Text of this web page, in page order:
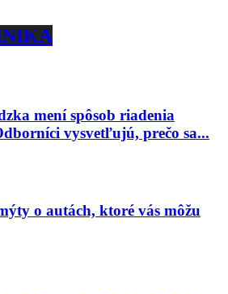
mení spôsob riadenia
vysvetľujú, prečo sa...
o autách, ktoré vás môžu